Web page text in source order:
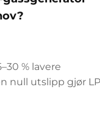
% lavere
null utslipp gjør
og